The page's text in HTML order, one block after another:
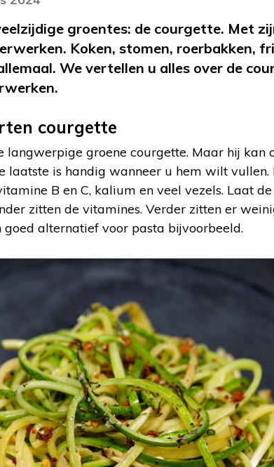
groentes: de courgette. Met
Koken, stomen, roerbakken,
We vertellen u alles over de
courgette
langwerpige groene courgette. Maar hij kan
laatste is handig wanneer u hem wilt vullen.
B en C, kalium en veel vezels. Laat
zitten de vitamines. Verder zitten er
alternatief voor pasta bijvoorbeeld.